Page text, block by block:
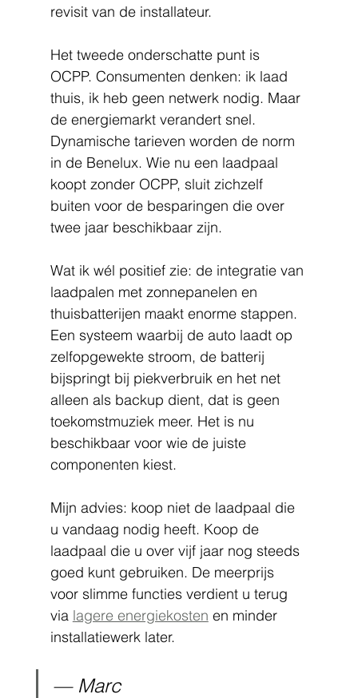
revisit van de installateur.
Het tweede onderschatte punt is
OCPP. Consumenten denken: ik laad
thuis, ik heb geen netwerk nodig. Maar
de energiemarkt verandert snel.
Dynamische tarieven worden de norm
in de Benelux. Wie nu een laadpaal
koopt zonder OCPP, sluit zichzelf
buiten voor de besparingen die over
twee jaar beschikbaar zijn.
Wat ik wél positief zie: de integratie van
laadpalen met zonnepanelen en
thuisbatterijen maakt enorme stappen.
Een systeem waarbij de auto laadt op
zelfopgewekte stroom, de batterij
bijspringt bij piekverbruik en het net
alleen als backup dient, dat is geen
toekomstmuziek meer. Het is nu
beschikbaar voor wie de juiste
componenten kiest.
Mijn advies: koop niet de laadpaal die
u vandaag nodig heeft. Koop de
laadpaal die u over vijf jaar nog steeds
goed kunt gebruiken. De meerprijs
voor slimme functies verdient u terug
via lagere energiekosten en minder
installatiewerk later.
— Marc